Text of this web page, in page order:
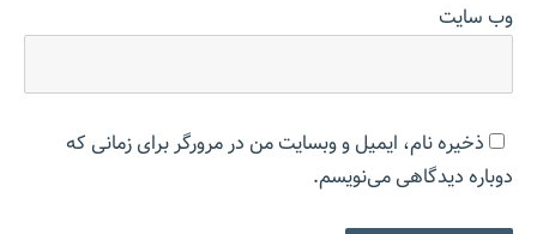
وب‌ سایت
ذخیره نام، ایمیل و وبسایت من در مرورگر برای زمانی که
دوباره دیدگاهی می‌نویسم.